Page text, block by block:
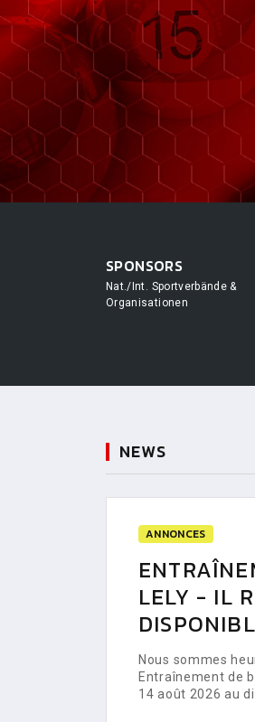
SPONSORS
Nat./Int. Sportverbände &
Organisationen
NEWS
ANNONCES
LELY - IL
Nous sommes
Entraînement de
14 août 2026 au